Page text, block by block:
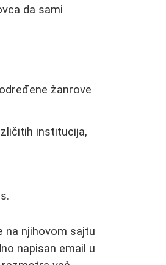
da sami
žanrove
institucija,
na njihovom sajtu
napisan email u